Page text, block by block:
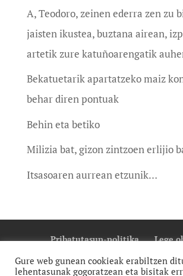
A, Teodoro, zeinen ederra zen zu
jaisten ikustea, buztana airean,
artetik zure katuñoarengatik
Bekatuetarik apartatzeko maiz
behar diren pontuak
Behin eta betiko
Milizia bat, gizon zintzoen erlijio
Itsasoaren aurrean etzunik…
Pribatutasun-politika
Lege
Cookie Politika
Gure web gunean cookieak erabiltzen
lehentasunak gogoratzean eta bisitak